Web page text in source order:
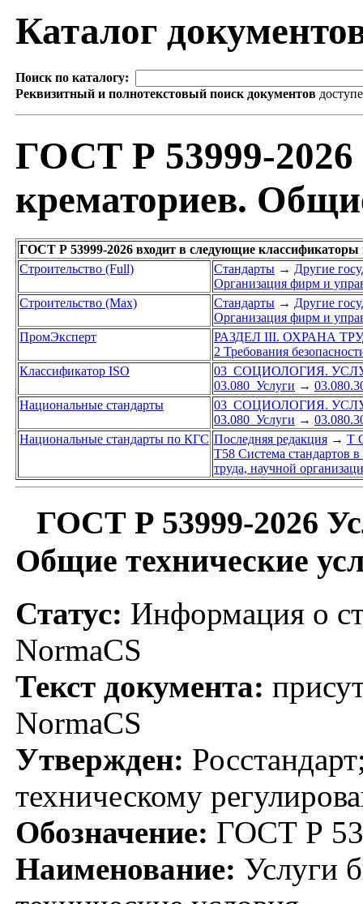
Каталог
Поиск по каталогу:
Реквизитный и полнотекстовый поиск документов
ГОСТ Р 53999-2026
крематориев.
ГОСТ Р 53999-2026 входит в следующие классификаторы
Строительство (Full)
Стандарты → Другие
Организация фирм и
Строительство (Max)
Стандарты → Другие
Организация фирм и
ПромЭксперт
РАЗДЕЛ III. ОХРАНА
2 Требования
Классификатор ISO
03 СОЦИОЛОГИЯ.
03.080 Услуги →
Национальные стандарты
03 СОЦИОЛОГИЯ.
03.080 Услуги →
Национальные стандарты по КГС Последняя редакция → Т
Т58 Система стандартов
труда, научной
ГОСТ Р 53999-2026
Общие технические
Статус: Информация о
NormaCS
Текст документа:
NormaCS
Утвержден:
техническому
Обозначение: ГОСТ Р
Наименование: Услуги